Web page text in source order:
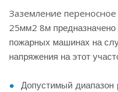
Заземление
25мм2 8м п
пожарных машинах на
напряжения на этот
Допустимый диапазон